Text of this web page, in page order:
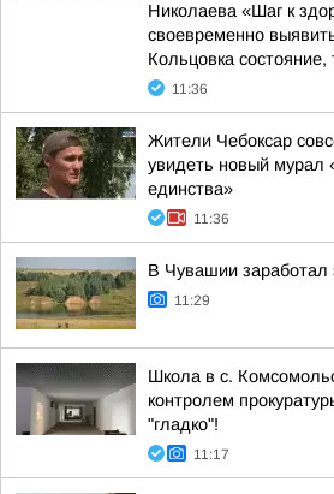
Николаева «Шаг к
своевременно
Кольцовка
11:36
Жители Чебоксар
увидеть новый
единства»
11:36
В Чувашии заработал
11:29
Школа в с.
контролем
"гладко"!
11:17